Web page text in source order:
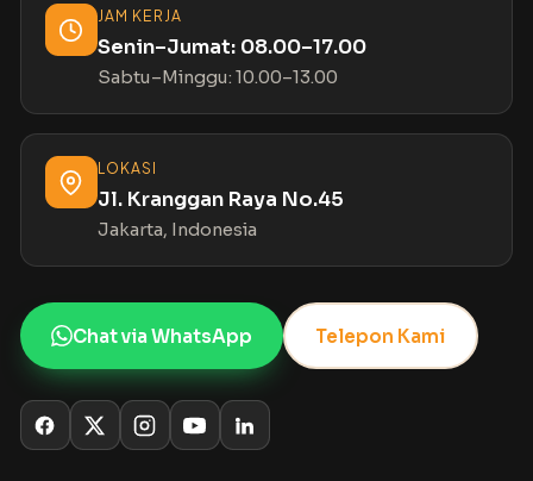
JAM KERJA
Senin–Jumat: 08.00–17.00
Sabtu–Minggu: 10.00–13.00
LOKASI
Jl. Kranggan Raya No.45
Jakarta, Indonesia
Chat via WhatsApp Telepon Kami